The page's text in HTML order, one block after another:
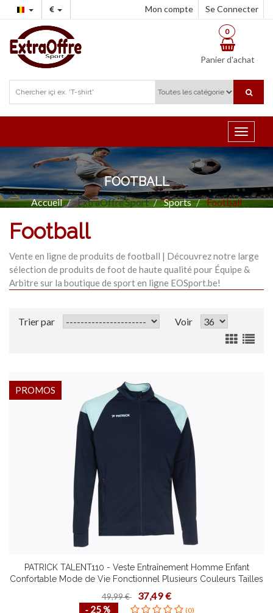
Mon compte Se Connecter
Panier d'achat
0
Toggle
FOOTBALL
Accueil ExtraOffre Sport Sports Football
Football
Vente en ligne de produits de football | Découvrez notre large
sélection de produits de foot de haute qualité pour Équipe &
Arbitre sur la boutique de sport en ligne EOSport.be!
Trier par Voir
PATRICK TALENT110 - Veste Entraînement Homme Enfant
Confortable Mode de Vie Fonctionnel Plusieurs Couleurs Tailles
Design Contemporain
49,99 € 37,49 €
‐ 25 % (0)
PROMOS